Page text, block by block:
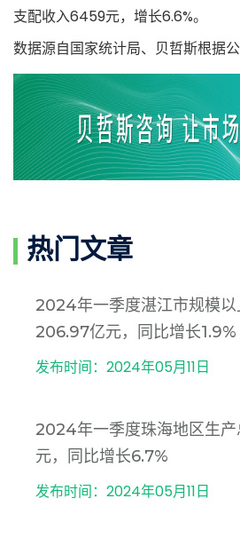
支配收入6459元，增长6.6%。
数据源自国家统计局、贝哲斯根据
热门文章
2024年一季度湛江市规模以
206.97亿元，同比增长1.9%
发布时间：2024年05月11日
2024年一季度珠海地区生
元，同比增长6.7%
发布时间：2024年05月11日